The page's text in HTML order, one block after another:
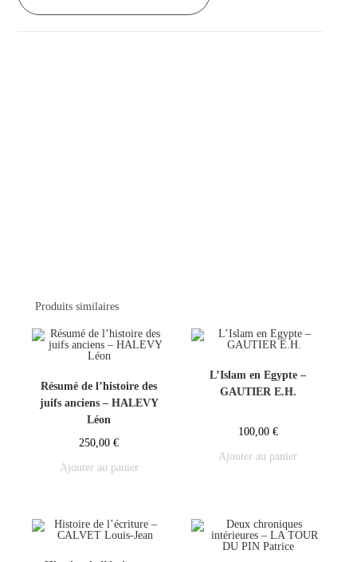
Produits similaires
Résumé de l’histoire des
juifs anciens – HALEVY
Léon
250,00€
Ajouter au panier
L’Islam en Egypte –
GAUTIER E.H.
100,00 €
Ajouter au panier